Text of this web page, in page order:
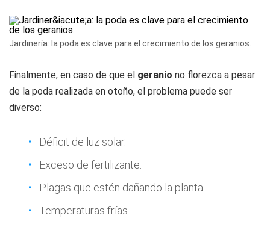
Jardinería: la poda es clave para el crecimiento de los geranios.
Finalmente, en caso de que el geranio no florezca a pesar
de la poda realizada en otoño, el problema puede ser
diverso:
Déficit de luz solar.
Exceso de fertilizante.
Plagas que estén dañando la planta.
Temperaturas frías.